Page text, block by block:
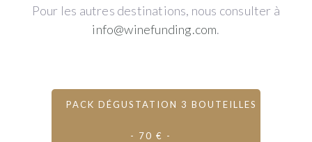
Pour les autres destinations, nous consulter à
info@winefunding.com.
PACK DÉGUSTATION 3 BOUTEILLES
- 70 € -